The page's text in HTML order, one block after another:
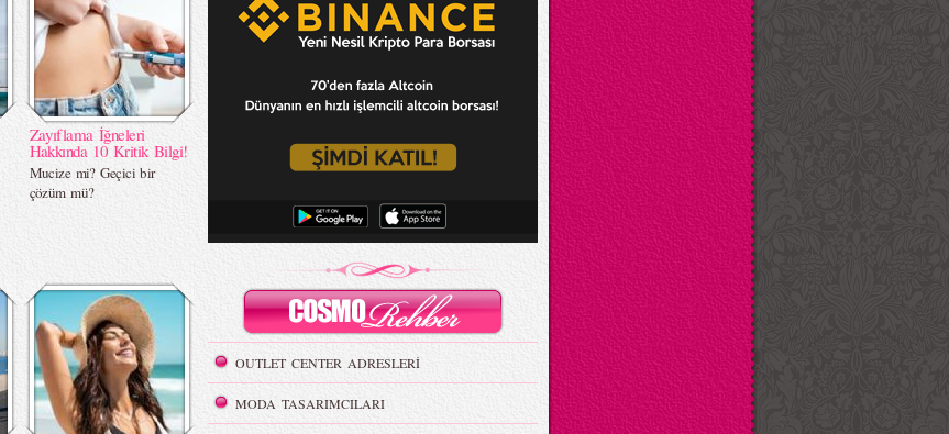
Zayıflama İğneleri
Hakkında 10 Kritik Bilgi!
Mucize mi? Geçici bir
çözüm mü?
OUTLET CENTER ADRESLERİ
MODA TASARIMCILARI